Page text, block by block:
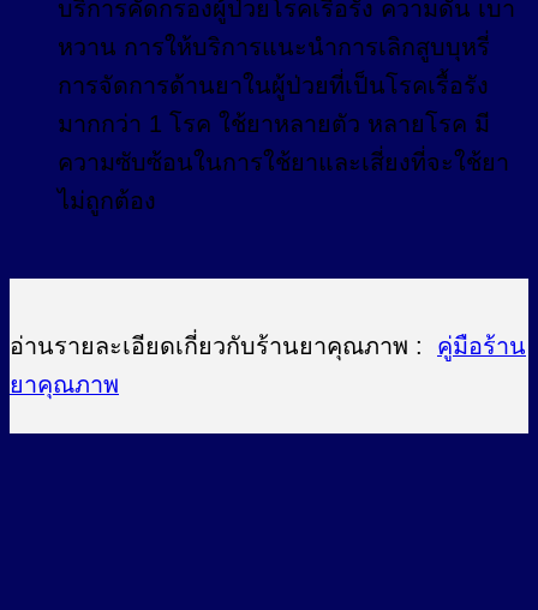
บริการคัดกรองผู้ป่วยโรคเรื้อรัง ความดัน เบา
หวาน การให้บริการแนะนำการเลิกสูบบุหรี่
การจัดการด้านยาในผู้ป่วยที่เป็นโรคเรื้อรัง
มากกว่า 1 โรค ใช้ยาหลายตัว หลายโรค มี
ความซับซ้อนในการใช้ยาและเสี่ยงที่จะใช้ยา
ไม่ถูกต้อง
อ่านรายละเอียดเกี่ยวกับร้านยาคุณภาพ : คู่มือร้าน
ยาคุณภาพ